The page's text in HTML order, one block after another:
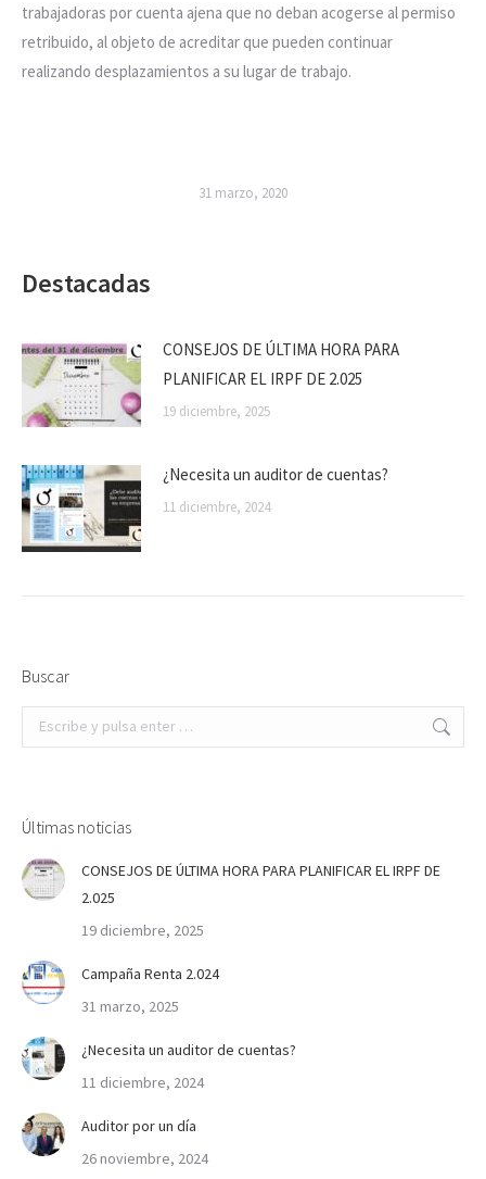
trabajadoras por cuenta ajena que no deban acogerse al permiso
retribuido, al objeto de acreditar que pueden continuar
realizando desplazamientos a su lugar de trabajo.
31 marzo, 2020
Destacadas
CONSEJOS DE ÚLTIMA HORA PARA
PLANIFICAR EL IRPF DE 2.025
19 diciembre, 2025
¿Necesita un auditor de cuentas?
11 diciembre, 2024
Buscar
Buscar:
Últimas noticias
CONSEJOS DE ÚLTIMA HORA PARA PLANIFICAR EL IRPF DE
2.025
19 diciembre, 2025
Campaña Renta 2.024
31 marzo, 2025
¿Necesita un auditor de cuentas?
11 diciembre, 2024
Auditor por un día
26 noviembre, 2024